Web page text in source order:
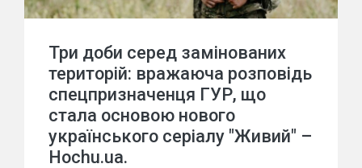
Три доби серед замінованих
територій: вражаюча розповідь
спецпризначенця ГУР, що
стала основою нового
українського серіалу "Живий" –
Hochu.ua.